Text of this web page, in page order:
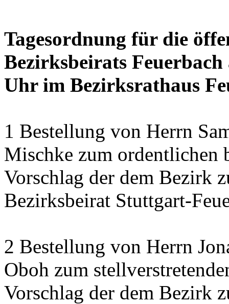
Tagesordnung für die
Bezirksbeirats
Uhr im Bezirksrathaus
1 Bestellung von Herrn
Mischke zum ordentlichen
Vorschlag der dem Bezirk
Bezirksbeirat Stuttgart-
2 Bestellung von Herrn
Oboh zum
Vorschlag der dem Bezirk